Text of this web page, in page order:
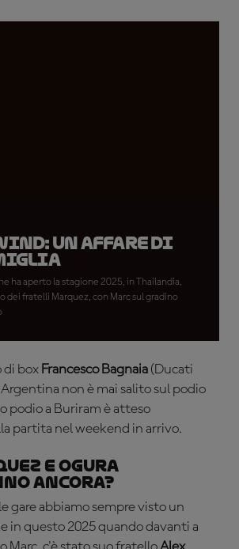
un affare di
ha aperto la stagione 2025, in Thailandia,
dei fratelli Marquez, con Marc sul gradino
di box Francesco Bagnaia (Ducati
Argentina non è mai salito sul podio
podio a Buriram è atteso
partita nel weekend in arrivo.
e Ogura
ancora?
gare abbiamo sempre visto un
in questo 2025 quando davanti a